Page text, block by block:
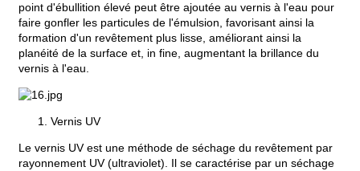
point d'ébullition élevé peut être ajoutée au vernis à l'eau pour
faire gonfler les particules de l'émulsion, favorisant ainsi la
formation d'un revêtement plus lisse, améliorant ainsi la
planéité de la surface et, in fine, augmentant la brillance du
vernis à l'eau.
Vernis UV
Le vernis UV est une méthode de séchage du revêtement par
rayonnement UV (ultraviolet). Il se caractérise par un séchage